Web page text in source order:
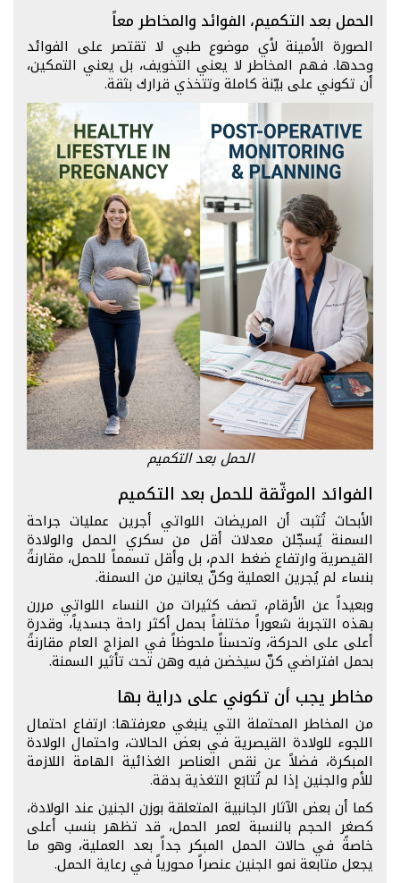
الحمل بعد التكميم، الفوائد والمخاطر معاً
الصورة الأمينة لأي موضوع طبي لا تقتصر على الفوائد
وحدها. فهم المخاطر لا يعني التخويف، بل يعني التمكين،
أن تكوني على بيّنة كاملة وتتخذي قرارك بثقة.
الحمل بعد التكميم
الفوائد الموثّقة للحمل بعد التكميم
الأبحاث تُثبت أن المريضات اللواتي أجرين عمليات جراحة
السمنة يُسجّلن معدلات أقل من سكري الحمل والولادة
القيصرية وارتفاع ضغط الدم، بل وأقل تسمماً للحمل، مقارنةً
بنساء لم يُجرين العملية وكنّ يعانين من السمنة.
وبعيداً عن الأرقام، تصف كثيرات من النساء اللواتي مررن
بهذه التجربة شعوراً مختلفاً بحمل أكثر راحة جسدياً، وقدرة
أعلى على الحركة، وتحسناً ملحوظاً في المزاج العام مقارنةً
بحمل افتراضي كنّ سيخضن فيه وهن تحت تأثير السمنة.
مخاطر يجب أن تكوني على دراية بها
من المخاطر المحتملة التي ينبغي معرفتها: ارتفاع احتمال
اللجوء للولادة القيصرية في بعض الحالات، واحتمال الولادة
المبكرة، فضلاً عن نقص العناصر الغذائية الهامة اللازمة
للأم والجنين إذا لم تُتابَع التغذية بدقة.
كما أن بعض الآثار الجانبية المتعلقة بوزن الجنين عند الولادة،
كصغر الحجم بالنسبة لعمر الحمل، قد تظهر بنسب أعلى
خاصةً في حالات الحمل المبكر جداً بعد العملية، وهو ما
يجعل متابعة نمو الجنين عنصراً محورياً في رعاية الحمل.